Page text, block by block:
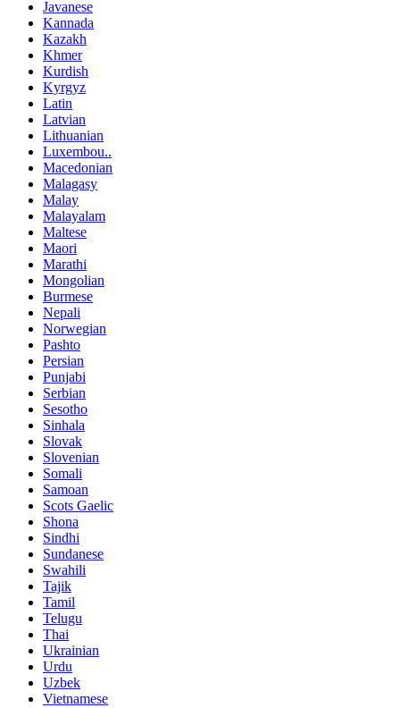
Javanese
Kannada
Kazakh
Khmer
Kurdish
Kyrgyz
Latin
Latvian
Lithuanian
Luxembou..
Macedonian
Malagasy
Malay
Malayalam
Maltese
Maori
Marathi
Mongolian
Burmese
Nepali
Norwegian
Pashto
Persian
Punjabi
Serbian
Sesotho
Sinhala
Slovak
Slovenian
Somali
Samoan
Scots Gaelic
Shona
Sindhi
Sundanese
Swahili
Tajik
Tamil
Telugu
Thai
Ukrainian
Urdu
Uzbek
Vietnamese